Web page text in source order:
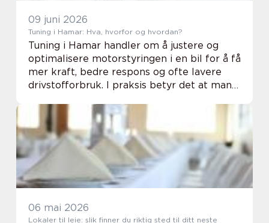
09 juni 2026
Tuning i Hamar: Hva, hvorfor og hvordan?
Tuning i Hamar handler om å justere og
optimalisere motorstyringen i en bil for å få
mer kraft, bedre respons og ofte lavere
drivstofforbruk. I praksis betyr det at man
motorstyreenheten (...
06 mai 2026
Lokaler til leie: slik finner du riktig sted til ditt neste